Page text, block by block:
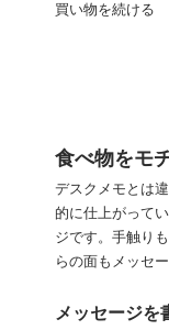
買い物を続ける
食べ物をモ
デスクメモとは
的に仕上がって
ジです。手触り
らの面もメッセ
メッセージを